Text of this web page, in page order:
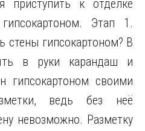
приступить к отделке
Этап 1.
стены гипсокартоном? В
в руки карандаш и
гипсокартоном своими
ведь без неё
невозможно. Разметку